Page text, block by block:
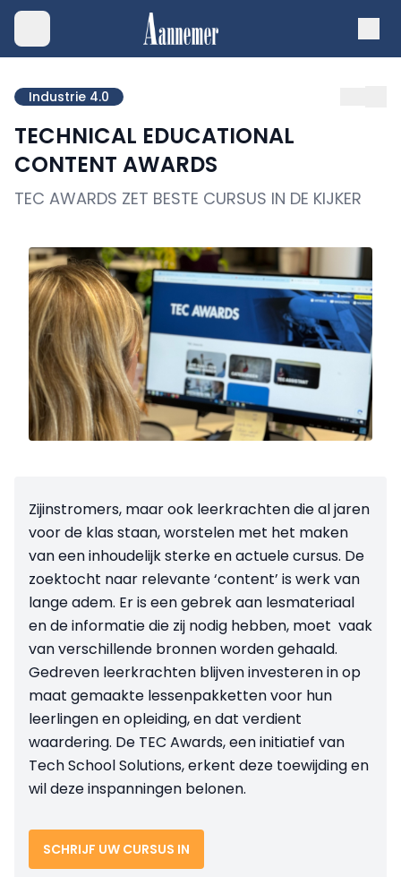
Industrie 4.0
TECHNICAL EDUCATIONAL
CONTENT AWARDS
TEC AWARDS ZET BESTE CURSUS IN DE KIJKER
Zijinstromers, maar ook leerkrachten die al jaren
voor de klas staan, worstelen met het maken
van een inhoudelijk sterke en actuele cursus. De
zoektocht naar relevante ‘content’ is werk van
lange adem. Er is een gebrek aan lesmateriaal
en de informatie die zij nodig hebben, moet vaak
van verschillende bronnen worden gehaald.
Gedreven leerkrachten blijven investeren in op
maat gemaakte lessenpakketten voor hun
leerlingen en opleiding, en dat verdient
waardering. De TEC Awards, een initiatief van
Tech School Solutions, erkent deze toewijding en
wil deze inspanningen belonen.
SCHRIJF UW CURSUS IN